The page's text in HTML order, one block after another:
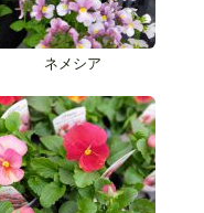
ネメシア